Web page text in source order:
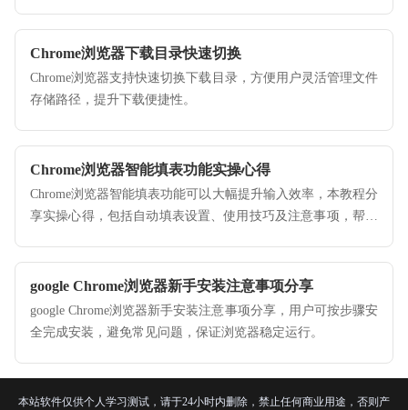
个性化设置在绝对安全下实时联通。
Chrome浏览器下载目录快速切换
Chrome浏览器支持快速切换下载目录，方便用户灵活管理文件
存储路径，提升下载便捷性。
Chrome浏览器智能填表功能实操心得
Chrome浏览器智能填表功能可以大幅提升输入效率，本教程分
享实操心得，包括自动填表设置、使用技巧及注意事项，帮助
google Chrome浏览器新手安装注意事项分享
google Chrome浏览器新手安装注意事项分享，用户可按步骤安
全完成安装，避免常见问题，保证浏览器稳定运行。
本站软件仅供个人学习测试，请于24小时内删除，禁止任何商业用途，否则产